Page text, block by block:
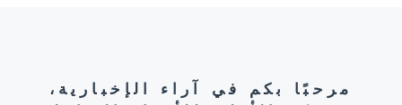
مرحبًا بكم في آراء الإخبارية،